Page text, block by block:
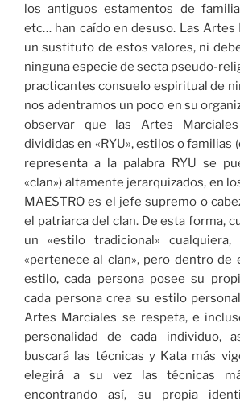
los antiguos estamentos de
etc… han caído en desuso. Las Artes
un sustituto de estos valores, ni
ninguna especie de secta pseudo-
practicantes consuelo espiritual de
nos adentramos un poco en su
observar que las Artes
divididas en «RYU», estilos o familias
representa a la palabra RYU se
«clan») altamente jerarquizados, en
MAESTRO es el jefe supremo o
el patriarca del clan. De esta forma,
un «estilo tradicional»
«pertenece al clan», pero dentro de
estilo, cada persona posee su
cada persona crea su estilo
Artes Marciales se respeta, e
personalidad de cada individuo,
buscará las técnicas y Kata más
elegirá a su vez las técnicas
encontrando así, su propia